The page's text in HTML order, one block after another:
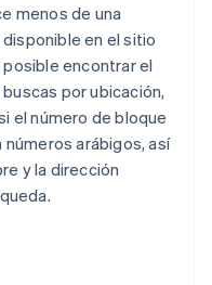
menos de una
en el sitio
encontrar el
por ubicación,
el número de bloque
arábigos, así
y la dirección